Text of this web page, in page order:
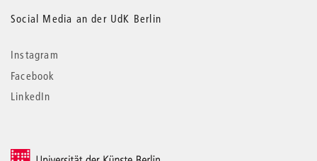
Social Media an der UdK Berlin
Instagram
Facebook
LinkedIn
© 2026 Universität der Künste Berlin